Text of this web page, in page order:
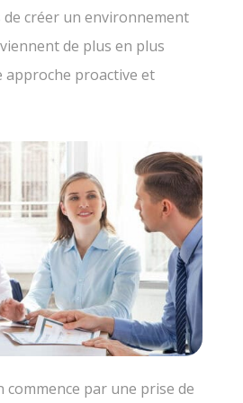
créer un environnement
de plus en plus
approche proactive et
par une prise de